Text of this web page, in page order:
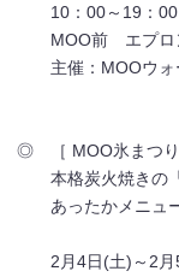
10：00～19：
MOO前 エプロ
主催：MOOウォ
◎ ［ MOO氷まつり
本格炭火焼きの「
あったかメニュー
2月4日(土)～2月